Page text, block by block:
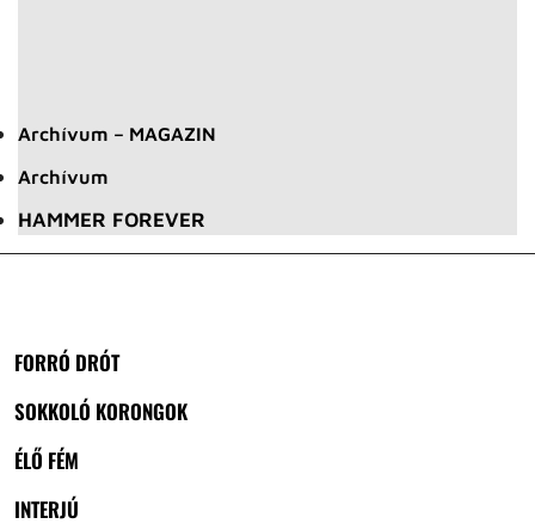
Archívum – MAGAZIN
Archívum
HAMMER FOREVER
FORRÓ DRÓT
SOKKOLÓ KORONGOK
ÉLŐ FÉM
INTERJÚ